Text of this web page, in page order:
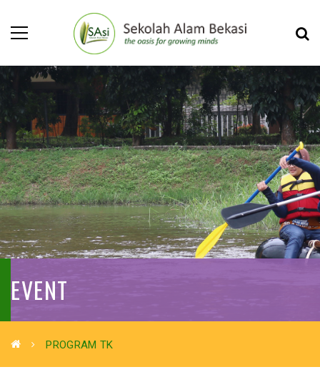
EVENT
PROGRAM TK